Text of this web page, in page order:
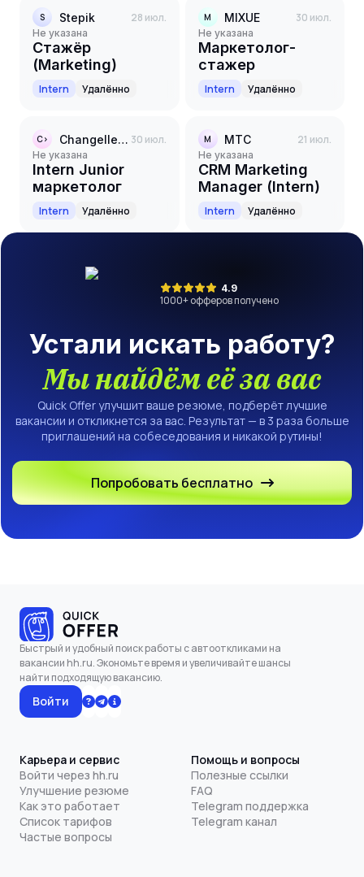
S Stepik 28 июл.
Не указана
Стажёр
(Marketing)
Intern Удалённо
M MIXUE 30 июл.
Не указана
Маркетолог-
стажер
Intern Удалённо
C> Changellenge >> 30 июл.
Не указана
Intern Junior
маркетолог
Intern Удалённо
М МТС 21 июл.
Не указана
CRM Marketing
Manager (Intern)
Intern Удалённо
4.9
1000+ офферов получено
Устали искать работу?
Мы найдём её за вас
Quick Offer улучшит ваше резюме, подберёт лучшие
вакансии и откликнется за вас. Результат — в 3 раза больше
приглашений на собеседования и никакой рутины!
Попробовать бесплатно
Быстрый и удобный поиск работы с автооткликами на
вакансии hh.ru. Экономьте время и увеличивайте шансы
найти подходящую вакансию.
Войти
Карьера и сервис
Войти через hh.ru
Улучшение резюме
Как это работает
Список тарифов
Частые вопросы
Помощь и вопросы
Полезные ссылки
FAQ
Telegram поддержка
Telegram канал